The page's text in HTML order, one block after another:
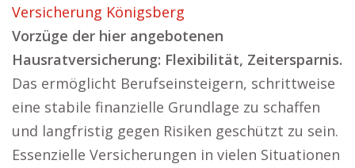
Versicherung Königsberg
Vorzüge der hier angebotenen
Hausratversicherung: Flexibilität, Zeitersparnis.
Das ermöglicht Berufseinsteigern, schrittweise
eine stabile finanzielle Grundlage zu schaffen
und langfristig gegen Risiken geschützt zu sein.
Essenzielle Versicherungen in vielen Situationen